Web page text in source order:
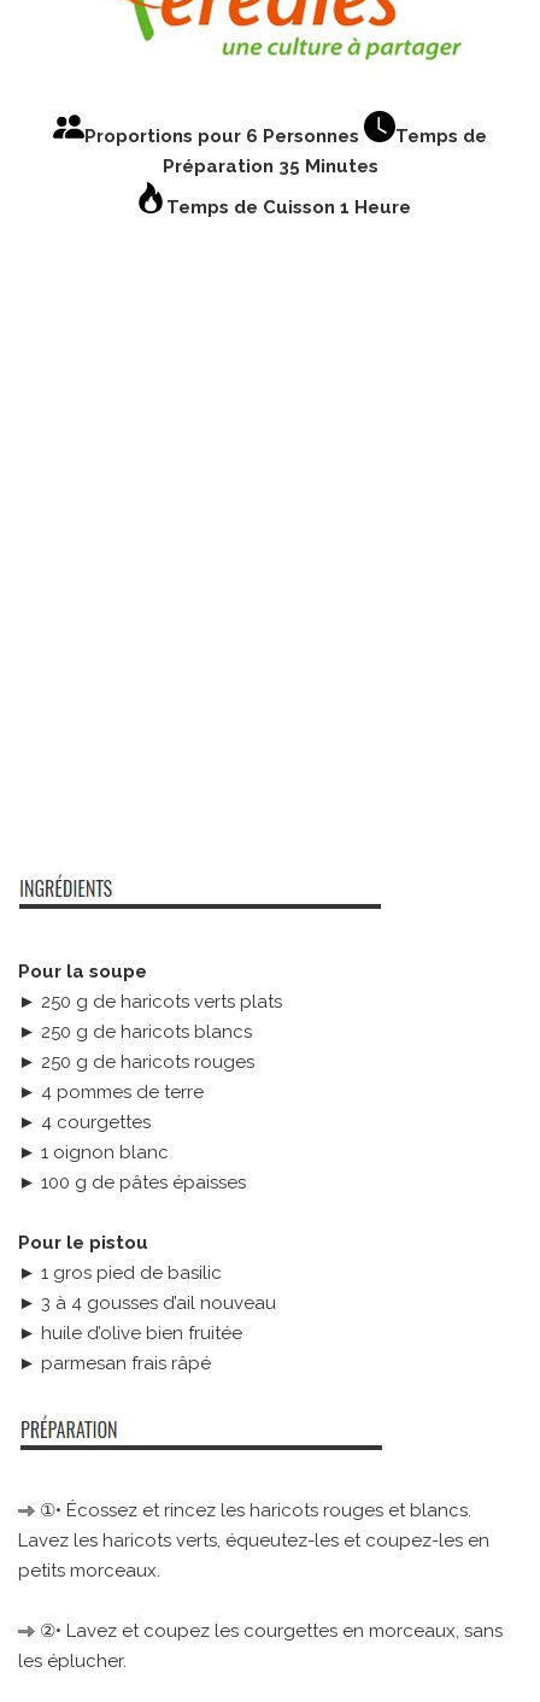
Proportions pour 6 Personnes
Temps de
Préparation 35 Minutes
Temps de Cuisson 1 Heure
Pour la soupe
► 250 g de haricots verts plats
► 250 g de haricots blancs
► 250 g de haricots rouges
► 4 pommes de terre
► 4 courgettes
► 1 oignon blanc
► 100 g de pâtes épaisses
Pour le pistou
► 1 gros pied de basilic
► 3 à 4 gousses d’ail nouveau
► huile d’olive bien fruitée
► parmesan frais râpé
①• Écossez et rincez les haricots rouges et blancs.
Lavez les haricots verts, équeutez-les et coupez-les en
petits morceaux.
②• Lavez et coupez les courgettes en morceaux, sans
les éplucher.